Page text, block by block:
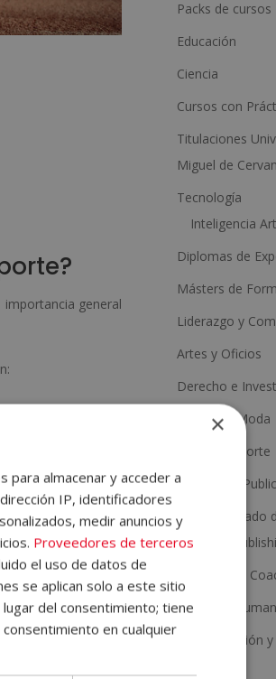
general
diferencia entre un
, sino que también
ayuda aprevenir
a
v
e
:
Packs de cursos
Educación
Ciencia
Cursos con
Titulaciones
Miguel de
Tecnología
Inteligencia
Diplomas de
Másters de
Liderazgo y
Artes y Oficios
Derecho e
Estética y Moda
Salud y Deporte
Marketing,
Con Certificado
Business
Psicología y
Recursos
Administración
×
para almacenar y acceder a
IP, identificadores
medir anuncios y
Proveedores de terceros
el uso de datos de
se aplican solo a este sitio
del consentimiento; tiene
en cualquier